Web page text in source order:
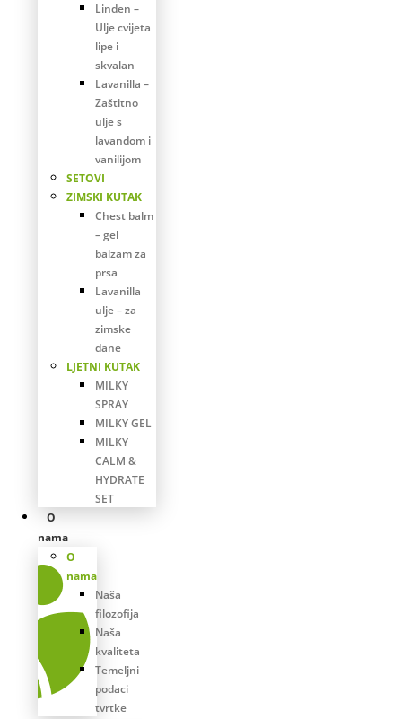
Linden –
Ulje cvijeta
lipe i
skvalan
Lavanilla –
Zaštitno
ulje s
lavandom i
vanilijom
SETOVI
ZIMSKI KUTAK
Chest balm
– gel
balzam za
prsa
Lavanilla
ulje – za
zimske
dane
LJETNI KUTAK
MILKY
SPRAY
MILKY GEL
MILKY
CALM &
HYDRATE
SET
O
nama
O
nama
Naša
filozofija
Naša
kvaliteta
Temeljni
podaci
tvrtke